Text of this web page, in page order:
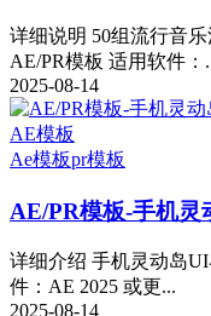
详细说明 50组流行音
AE/PR模板 适用软件：
2025-08-14
AE模板
Ae模板pr模板
AE/PR模板-手机
详细介绍 手机灵动岛
件：AE 2025 或更...
2025-08-14